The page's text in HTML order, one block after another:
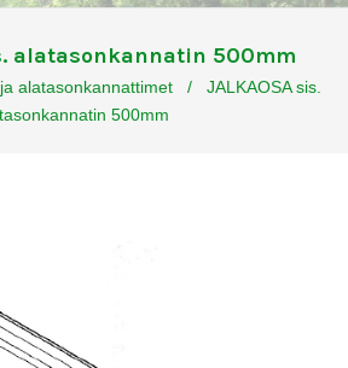
alatasonkannatin 500mm
alatasonkannattimet /
JALKAOSA sis.
500mm